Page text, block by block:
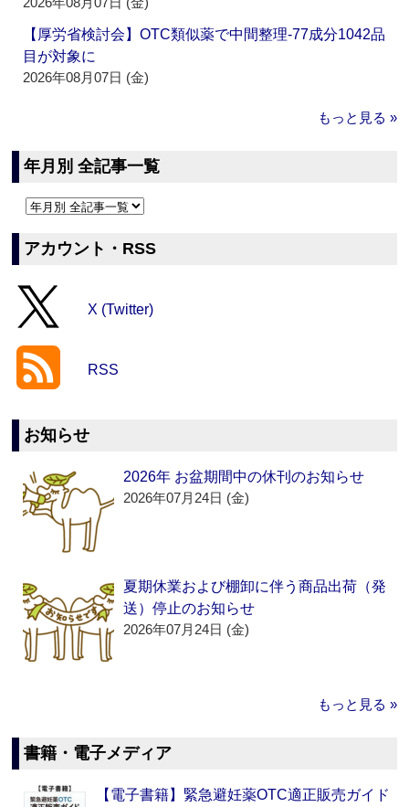
【厚労省検討会】OTC類似薬で中間整理‐77成分1042品
目が対象に
2026年08月07日 (金)
もっと見る »
年月別 全記事一覧
アカウント・RSS
X (Twitter)
RSS
お知らせ
2026年 お盆期間中の休刊のお知らせ
2026年07月24日 (金)
夏期休業および棚卸に伴う商品出荷（発
送）停止のお知らせ
2026年07月24日 (金)
もっと見る »
書籍・電子メディア
【電子書籍】緊急避妊薬OTC適正販売ガイド